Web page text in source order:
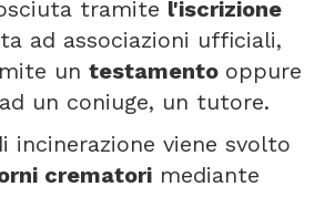
tramite l'iscrizione
ad associazioni ufficiali,
un testamento oppure
un coniuge, un tutore.
incinerazione viene svolto
crematori mediante